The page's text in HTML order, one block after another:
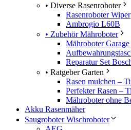
• Diverse Rasenroboter
Rasenroboter Wiper
Ambrogio L60B
• Zubehör Mähroboter
Mähroboter
Reparatur Set
• Ratgeber Garten
Rasen mulchen –
Perfekter Rasen –
Mähroboter ohne
Akku Rasenmäher
Saugroboter Wischroboter